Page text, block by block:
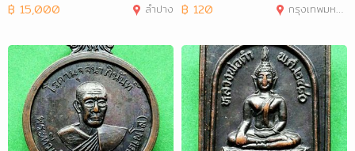
฿ 15,000 ลำปาง ฿ 120 กรุงเทพมหานคร